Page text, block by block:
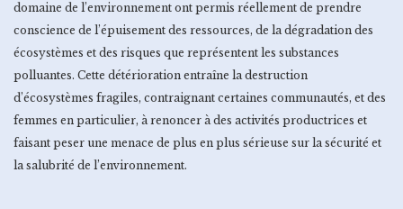
domaine de l’environnement ont permis réellement de prendre
conscience de l’épuisement des ressources, de la dégradation des
écosystèmes et des risques que représentent les substances
polluantes. Cette détérioration entraîne la destruction
d’écosystèmes fragiles, contraignant certaines communautés, et des
femmes en particulier, à renoncer à des activités productrices et
faisant peser une menace de plus en plus sérieuse sur la sécurité et
la salubrité de l’environnement.